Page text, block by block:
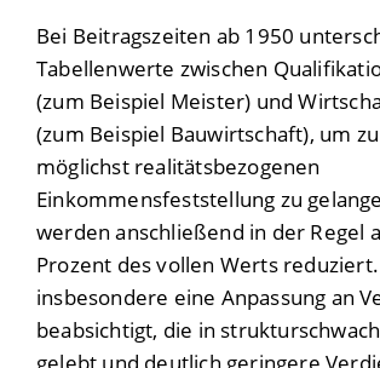
Bei Beitragszeiten ab 1950
Tabellenwerte zwischen
(zum Beispiel Meister) und
(zum Beispiel Bauwirtschaft), um
möglichst realitätsbezogenen
Einkommensfeststellung zu
werden anschließend in der Regel
Prozent des vollen Werts
insbesondere eine Anpassung an
beabsichtigt, die in